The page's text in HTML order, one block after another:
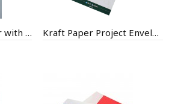
Accordion File Folder with Front flap Kraft Paper Project Envelope